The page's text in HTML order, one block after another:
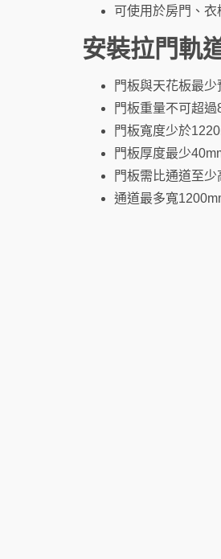
可使用於房門、
安裝拉門軌
門板與天花板最少
門板重量不可超過
門板寬度少於
門板厚度最少
門板需比通道至少
通道最多寬